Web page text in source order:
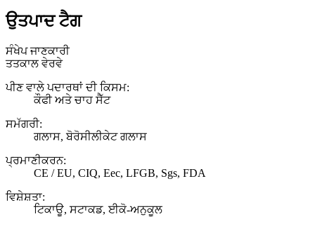
ਉਤਪਾਦ ਟੈਗ
ਸੰਖੇਪ ਜਾਣਕਾਰੀ
ਤਤਕਾਲ ਵੇਰਵੇ
ਪੀਣ ਵਾਲੇ ਪਦਾਰਥਾਂ ਦੀ ਕਿਸਮ:
ਕੌਫੀ ਅਤੇ ਚਾਹ ਸੈੱਟ
ਸਮੱਗਰੀ:
ਗਲਾਸ, ਬੋਰੋਸੀਲੀਕੇਟ ਗਲਾਸ
ਪ੍ਰਮਾਣੀਕਰਨ:
CE / EU, CIQ, Eec, LFGB, Sgs, FDA
ਵਿਸ਼ੇਸ਼ਤਾ:
ਟਿਕਾਊ, ਸਟਾਕਡ, ਈਕੋ-ਅਨੁਕੂਲ